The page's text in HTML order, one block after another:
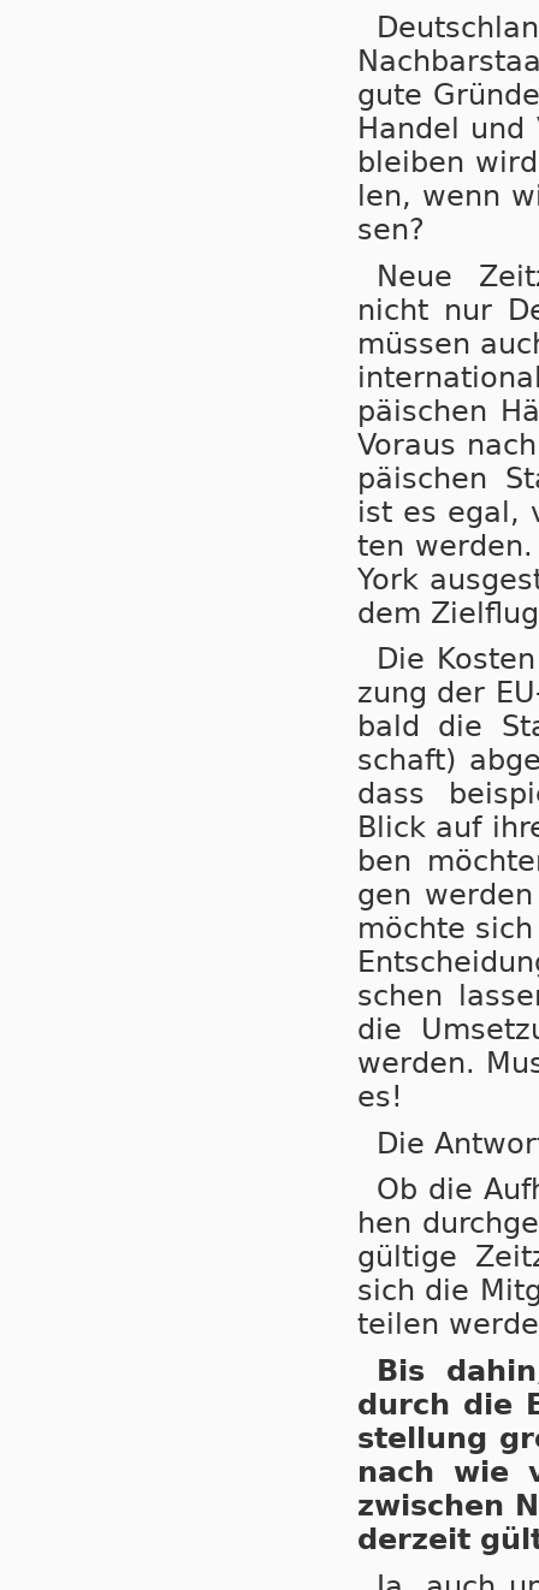
gute
Han­del
blei­ben
len, wenn
sen?
Neue
nicht nur
müs­sen
pä­i­schen
Vor­aus
pä­i­schen
ist es egal,
ten
York
dem
Die
zung der
bald die
schaft)
dass
Blick auf
ben
gen
möch­te
schen
die
wer­den.
es!
Die
Ob die
hen
gül­ti­ge
sich die
tei­len
Bis
durch die
stel­lung
nach wie
zwi­schen
der­zeit